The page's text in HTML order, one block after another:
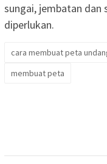
sungai, jembatan dan
diperlukan.
cara membuat peta
membuat peta